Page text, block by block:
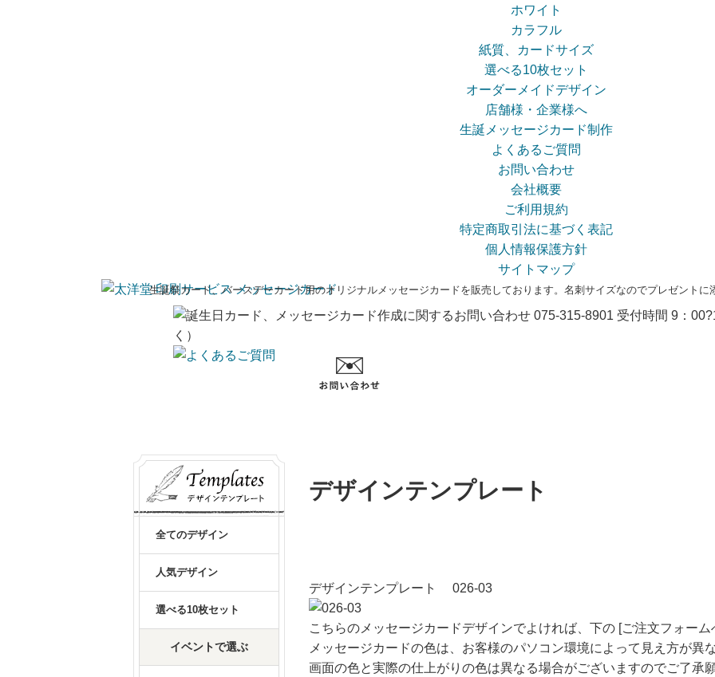
ホワイト
カラフル
紙質、カードサイズ
選べる10枚セット
オーダーメイドデザイン
店舗様・企業様へ
生誕メッセージカード制作
よくあるご質問
お問い合わせ
会社概要
ご利用規約
特定商取引法に基づく表記
個人情報保護方針
サイトマップ
生誕祭カード、バースデーカード用のオリジナルメッセージカードを販売しております。名刺サイズなのでプレゼントに
全てのデザイン
人気デザイン
選べる10枚セット
イベントで選ぶ
デザインテンプレート
デザインテンプレート 026-03
こちらのメッセージカードデザインでよければ、下の [ご注文フォーム
メッセージカードの色は、お客様のパソコン環境によって見え方が異
画面の色と実際の仕上がりの色は異なる場合がございますのでご了承願